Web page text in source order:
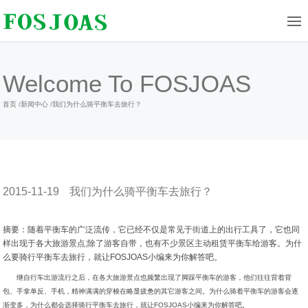
Welcome To FOSJOAS
首页 /新闻中心 /我们为什么骑平衡车去旅行？
2015-11-19 我们为什么骑平衡车去旅行？
摘要：随着平衡车的广泛流传，它已经不仅是常见于街道上的出行工具了，它也同
样出现于各大旅游景点;除了游客自带，也有不少景区主动租赁平衡车给游客。为什
么要骑行平衡车去旅行，就让FOSJOAS小编来为你解答吧。
继自行车出游流行之后，在各大旅游景点也频繁出现了脚踩平衡车的游客，他们往往背着背
包、手拿单反、手机，精神满满的穿梭在略显疲惫的其它游客之间。为什么骑着平衡车的游客会逐
渐变多，为什么都会选择骑行平衡车去旅行，就让FOSJOAS小编来为你解答吧。